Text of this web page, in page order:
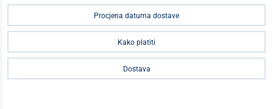
Procjena datuma dostave
Kako platiti
Dostava